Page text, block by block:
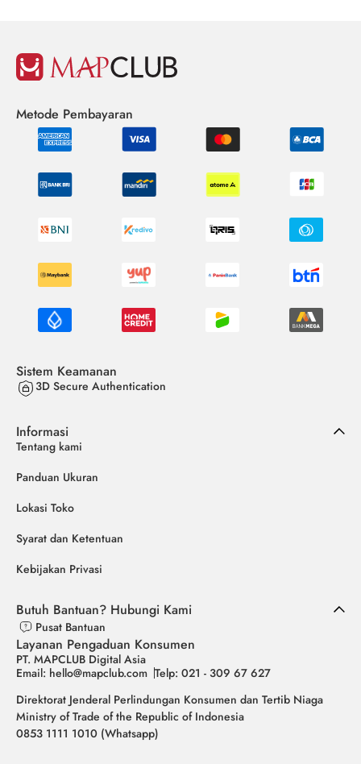
Metode Pembayaran
Sistem Keamanan
3D Secure Authentication
Informasi
Tentang kami
Panduan Ukuran
Lokasi Toko
Syarat dan Ketentuan
Kebijakan Privasi
Butuh Bantuan? Hubungi Kami
Pusat Bantuan
Layanan Pengaduan Konsumen
PT. MAPCLUB Digital Asia
Email: hello@mapclub.com Telp: 021 - 309 67 627
Direktorat Jenderal Perlindungan Konsumen dan Tertib Niaga
Ministry of Trade of the Republic of Indonesia
0853 1111 1010 (Whatsapp)